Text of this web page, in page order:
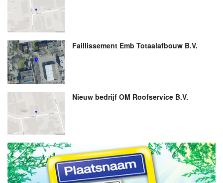
Faillissement Emb Totaalafbouw B.V.
Nieuw bedrijf OM Roofservice B.V.